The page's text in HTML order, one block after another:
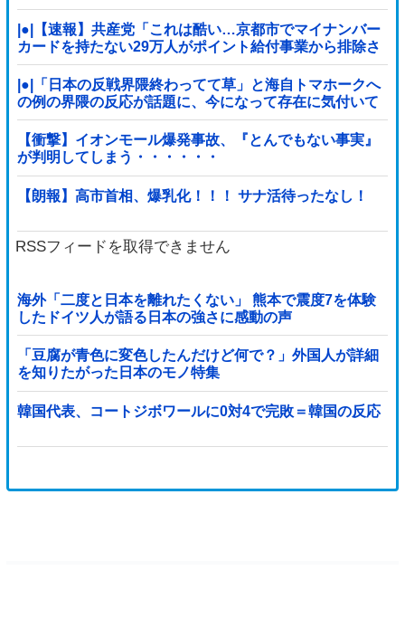
|●|【速報】共産党「これは酷い…京都市でマイナンバー
カードを持たない29万人がポイント給付事業から排除さ
れた」
|●|「日本の反戦界隈終わってて草」と海自トマホークへ
の例の界隈の反応が話題に、今になって存在に気付いて
しまった結果……
【衝撃】イオンモール爆発事故、『とんでもない事実』
が判明してしまう・・・・・・
【朗報】高市首相、爆乳化！！！ サナ活待ったなし！
RSSフィードを取得できません
海外「二度と日本を離れたくない」 熊本で震度7を体験
したドイツ人が語る日本の強さに感動の声
「豆腐が青色に変色したんだけど何で？」外国人が詳細
を知りたがった日本のモノ特集
韓国代表、コートジボワールに0対4で完敗＝韓国の反応